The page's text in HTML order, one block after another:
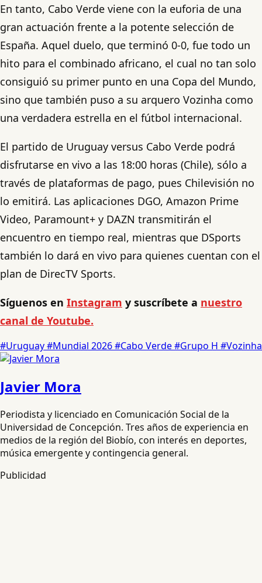
En tanto, Cabo Verde viene con la euforia de una
gran actuación frente a la potente selección de
España. Aquel duelo, que terminó 0-0, fue todo un
hito para el combinado africano, el cual no tan solo
consiguió su primer punto en una Copa del Mundo,
sino que también puso a su arquero Vozinha como
una verdadera estrella en el fútbol internacional.
El partido de Uruguay versus Cabo Verde podrá
disfrutarse en vivo a las 18:00 horas (Chile), sólo a
través de plataformas de pago, pues Chilevisión no
lo emitirá. Las aplicaciones DGO, Amazon Prime
Video, Paramount+ y DAZN transmitirán el
encuentro en tiempo real, mientras que DSports
también lo dará en vivo para quienes cuentan con el
plan de DirecTV Sports.
Síguenos en Instagram y suscríbete a nuestro
canal de Youtube.
#Uruguay#Mundial 2026#Cabo Verde#Grupo H #Vozinha
Javier Mora
Periodista y licenciado en Comunicación Social de la
Universidad de Concepción. Tres años de experiencia en
medios de la región del Biobío, con interés en deportes,
música emergente y contingencia general.
Publicidad